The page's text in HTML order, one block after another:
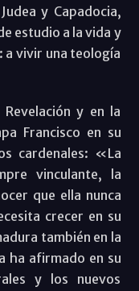
y Capadocia,
estudio a la vida y
a vivir una teología
y en la
Francisco en su
cardenales: «La
vinculante, la
que ella nunca
crecer en su
también en la
ha afirmado en su
y los nuevos